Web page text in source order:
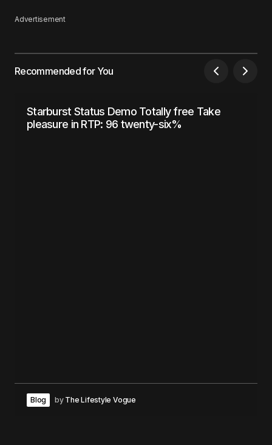
Advertisement
Recommended for You
Starburst Status Demo Totally free Take
pleasure in RTP: 96 twenty-six%
Blog by The Lifestyle Vogue